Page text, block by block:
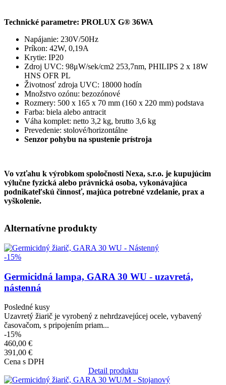
Technické parametre: PROLUX G® 36WA
Napájanie: 230V/50Hz
Príkon: 42W, 0,19A
Krytie: IP20
Zdroj UVC: 98μW/sek/cm2 253,7nm, PHILIPS 2 x 18W
HNS OFR PL
Životnosť zdroja UVC: 18000 hodín
Množstvo ozónu: bezozónové
Rozmery: 500 x 165 x 70 mm (160 x 220 mm) podstava
Farba: biela alebo antracit
Váha komplet: netto 3,2 kg, brutto 3,6 kg
Prevedenie: stolové/horizontálne
Senzor pohybu na spustenie prístroja
Vo vzťahu k výrobkom spoločnosti Nexa, s.r.o. je kupujúcim
výlučne fyzická alebo právnická osoba, vykonávajúca
podnikateľskú činnosť, majúca potrebné vzdelanie, prax a
vyškolenie.
Alternatívne produkty
Obrázok
-15%
Germicidná lampa, GARA 30 WU - uzavretá,
nástenná
Posledné kusy
Uzavretý žiarič je vyrobený z nehrdzavejúcej ocele, vybavený
časovačom, s pripojením priam...
-15%
460,00 €
391,00 €
Cena s DPH
Detail produktu
Obrázok